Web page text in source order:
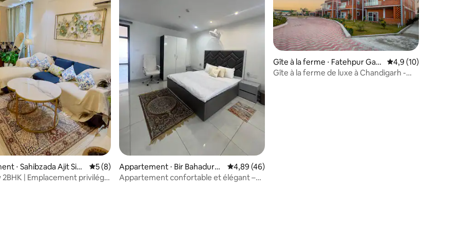
⋅ Sahibzada Ajit Sin
Évaluation moyenne sur la base de 8 commentaires : 5 sur 5
5 (8)
2BHK | Emplacement privilégié
Appartement ⋅ Bir Bahadurga
rh
Évaluation moyenne sur la base de 46 commentaires : 4,89 sur 5
4,89 (46)
Appartement confortable et élégant –
Gîte à la ferme ⋅ Fatehpur Gar
hi
Évaluation
4,9 (10)
Gîte à la ferme de luxe à Chandigarh -